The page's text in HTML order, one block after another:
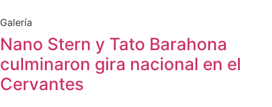
Galería
Nano Stern y Tato Barahona
culminaron gira nacional en el
Cervantes